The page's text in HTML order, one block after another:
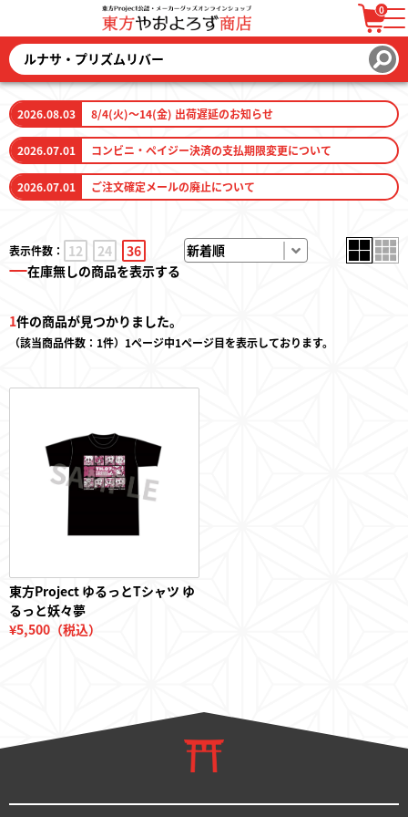
0
ログイン / 会員登録 カートを見る
ファッション
ファッション雑貨
キーホルダー
フィギュア
東方やおよろず商店とは
2026.08.03 8/4(火)～14(金) 出荷遅延のお知らせ
2026.07.01 コンビニ・ペイジー決済の支払期限変更について
2026.07.01 ご注文確定メールの廃止について
表示件数： 12 24
36
在庫無しの商品を表示する
1件の商品が見つかりました。
（該当商品件数：1件）1ページ中1ページ目を表示しております。
東方Project ゆるっとTシャツ ゆ
るっと妖々夢
¥5,500（税込）